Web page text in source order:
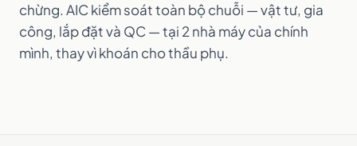
chừng. AIC kiểm soát toàn bộ chuỗi — vật tư, gia
công, lắp đặt và QC — tại 2 nhà máy của chính
mình, thay vì khoán cho thầu phụ.